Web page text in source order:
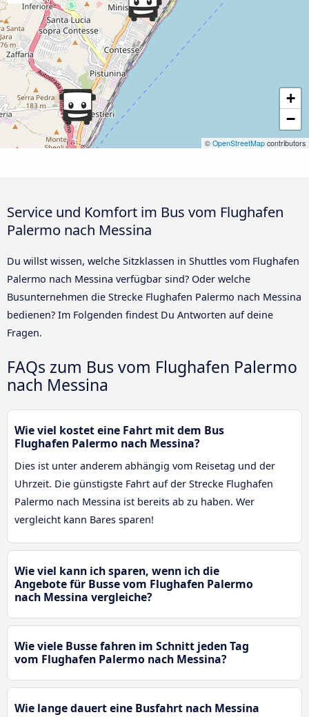
+
−
© OpenStreetMap contributors
Service und Komfort im Bus vom Flughafen
Palermo nach Messina
Du willst wissen, welche Sitzklassen in Shuttles vom Flughafen
Palermo nach Messina verfügbar sind? Oder welche
Busunternehmen die Strecke Flughafen Palermo nach Messina
bedienen? Im Folgenden findest Du Antworten auf deine
Fragen.
FAQs zum Bus vom Flughafen Palermo
nach Messina
Wie viel kostet eine Fahrt mit dem Bus
Flughafen Palermo nach Messina?
Dies ist unter anderem abhängig vom Reisetag und der
Uhrzeit. Die günstigste Fahrt auf der Strecke Flughafen
Palermo nach Messina ist bereits ab zu haben. Wer
vergleicht kann Bares sparen!
Wie viel kann ich sparen, wenn ich die
Angebote für Busse vom Flughafen Palermo
nach Messina vergleiche?
Wie viele Busse fahren im Schnitt jeden Tag
vom Flughafen Palermo nach Messina?
Wie lange dauert eine Busfahrt nach Messina